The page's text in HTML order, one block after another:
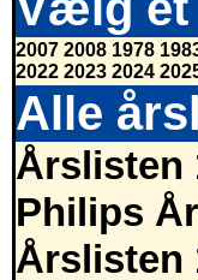
2007 2008 1978
2022 2023 2024
Alle
Årslisten
Philips
Årslisten